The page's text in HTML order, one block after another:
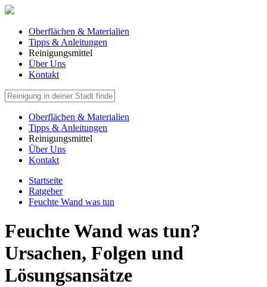
Oberflächen & Materialien
Tipps & Anleitungen
Reinigungsmittel
Über Uns
Kontakt
Oberflächen & Materialien
Tipps & Anleitungen
Reinigungsmittel
Über Uns
Kontakt
Startseite
Ratgeber
Feuchte Wand was tun
Feuchte Wand was tun?
Ursachen, Folgen und
Lösungsansätze